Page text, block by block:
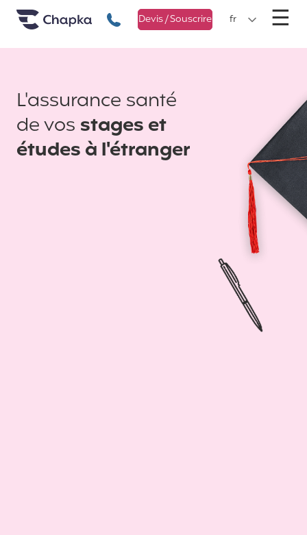
Chapka Assurances Voyages
+33 1 74 85 50 50
Devis / Souscrire fr ☰
L'assurance santé
de vos stages et
études à l'étranger